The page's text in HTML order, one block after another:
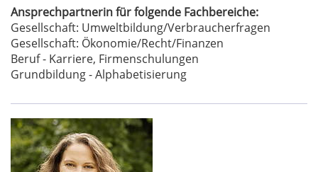
Ansprechpartnerin für folgende Fachbereiche:
Gesellschaft: Umweltbildung/Verbraucherfragen
Gesellschaft: Ökonomie/Recht/Finanzen
Beruf - Karriere, Firmenschulungen
Grundbildung - Alphabetisierung